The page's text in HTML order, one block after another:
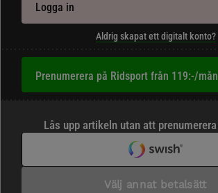
Logga in
Aldrig skapat ett digitalt konto?
Prenumerera på Ridsport från 119:-/mån